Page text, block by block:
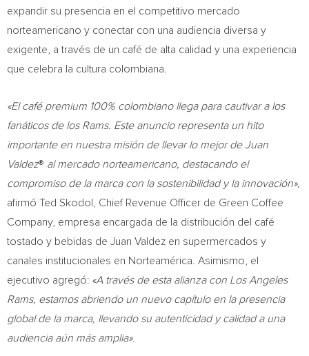
expandir su presencia en el competitivo mercado
norteamericano y conectar con una audiencia diversa y
exigente, a través de un café de alta calidad y una experiencia
que celebra la cultura colombiana.
«El café premium 100% colombiano llega para cautivar a los
fanáticos de los Rams. Este anuncio representa un hito
importante en nuestra misión de llevar lo mejor deJuan
Valdez® al mercado norteamericano, destacando el
compromiso de la marca con la sostenibilidad y la innovación»,
afirmó Ted Skodol
, Chief Revenue Officer de Green Coffee
Company, empresa encargada de la distribución del café
tostado y bebidas de Juan Valdez en supermercados y
canales institucionales en Norteamérica. Asimismo, el
ejecutivo agregó: «A través de esta alianza con Los Angeles
Rams, estamos abriendo un nuevo capítulo en la presencia
global de la marca, llevando su autenticidad y calidad a una
audiencia aún más amplia».